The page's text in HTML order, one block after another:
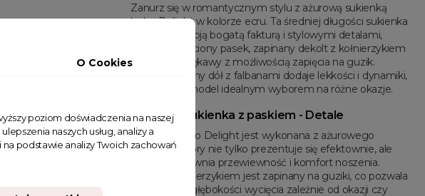
Zanurz się w romantycznym stylu z ażurową sukienką
boho Delight w kolorze ecru. Ta średniej długości sukienka
zachwyca swoją bogatą fakturą i stylowymi detalami,
takimi jak pleciony pasek, zapinany dekolt z kołnierzykiem
oraz krótkie rękawy z możliwością zapięcia na guzik.
Rozkloszowany dół z falbanami dodaje lekkości i dynamiki,
czyniąc ten model idealnym wyborem na różne okazje.
Ażurowa sukienka z paskiem - Detale
Sukienka boho Delight jest wykonana z ażurowego
materiału, który nie tylko prezentuje się efektownie, ale
również zapewnia przewiewność i komfort noszenia.
Dekolt z kołnierzykiem jest zapinany na guziki, co pozwala
na regulację głębokości wycięcia zależnie od okazji czy
O Cookies
poziom doświadczenia na naszej
naszych usług, analizy a
podstawie analizy Twoich zachowań